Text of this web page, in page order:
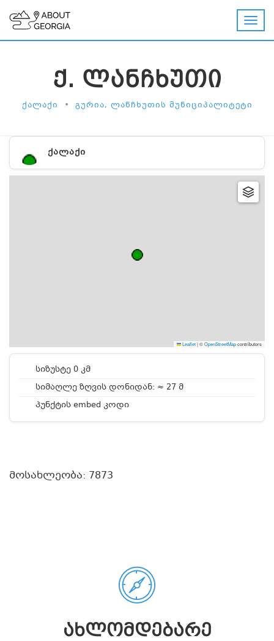
Ქ. ᲚᲐᲜᲩᲮᲣᲗᲘ
ᲥᲐᲚᲐᲥᲘ • ᲒᲣᲠᲘᲐ, ᲚᲐᲜᲩᲮᲣᲗᲘᲡ ᲛᲣᲜᲘᲪᲘᲞᲐᲚᲘᲢᲔᲢᲘ
ᲥᲐᲚᲐᲥᲘ
Leaflet|©OpenStreetMapcontributors
სიზუსტე 0 კმ
სიმაღლე ზღვის დონიდან: ≈ 27 მ
პუნქტის embed კოდი
მოსახლეობა: 7873
ᲐᲮᲚᲝᲛᲓᲔᲑᲐᲠᲔ